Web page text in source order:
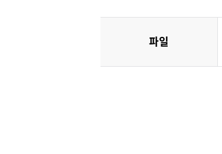
파일